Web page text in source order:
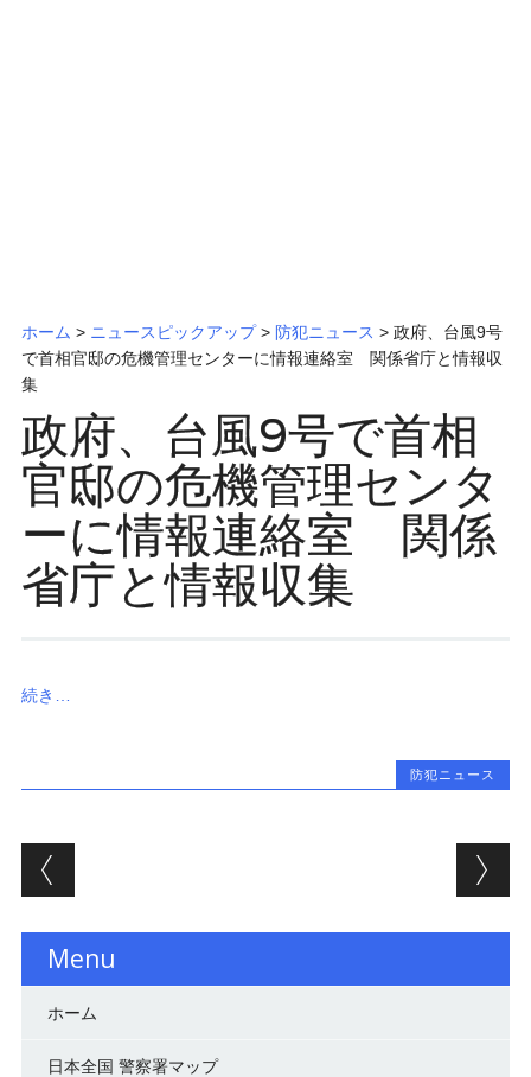
ホーム > ニュースピックアップ> 防犯ニュース > 政府、台風9号
で首相官邸の危機管理センターに情報連絡室 関係省庁と情報収
集
政府、台風9号で首相
官邸の危機管理センタ
ーに情報連絡室 関係
省庁と情報収集
続き…
防犯ニュース
投稿ナビゲーション
Menu
ホーム
日本全国 警察署マップ